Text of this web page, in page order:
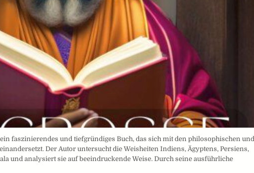
faszinierendes und tiefgründiges Buch, das sich mit den philosophischen und
Der Autor untersucht die Weisheiten Indiens, Ägyptens, Persiens,
und analysiert sie auf beeindruckende Weise. Durch seine ausführliche